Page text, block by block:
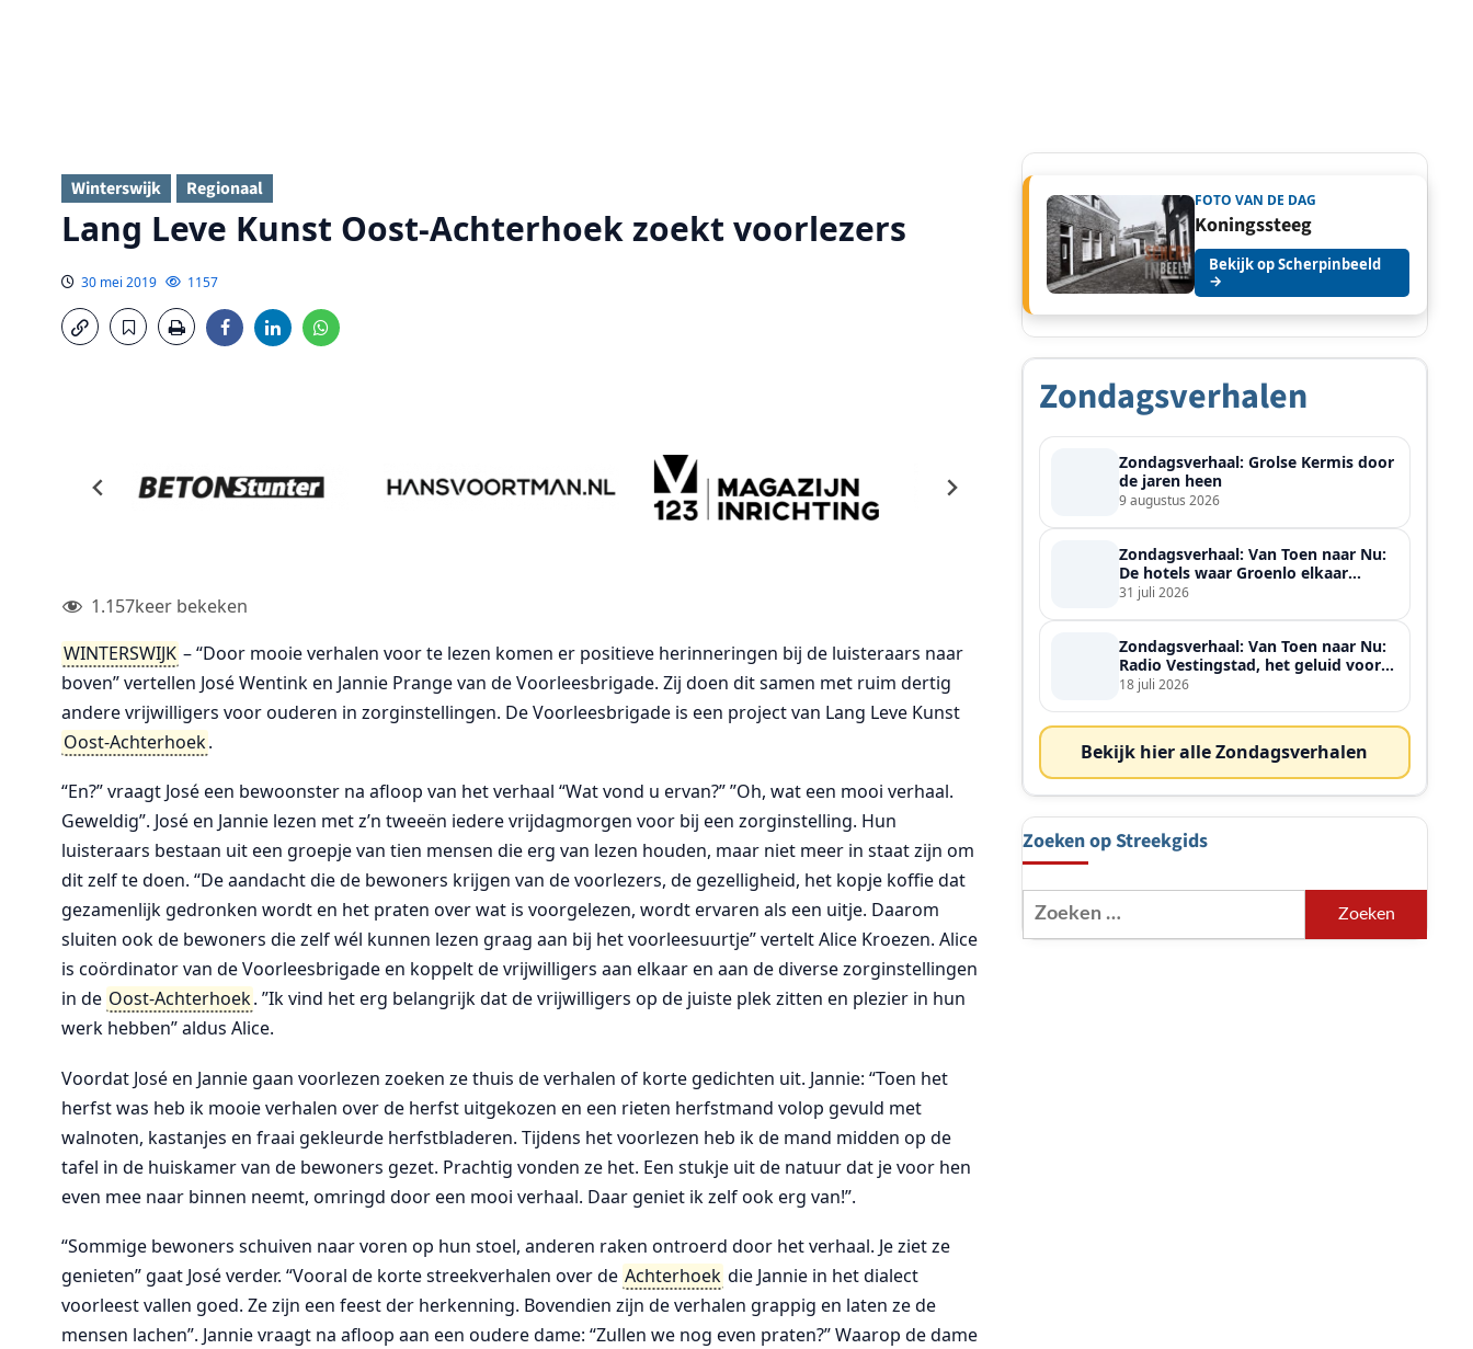
Winterswijk Regionaal
Lang Leve Kunst Oost-Achterhoek zoekt voorlezers
30 mei 2019 1157
1.157keer bekeken
WINTERSWIJK – “Door mooie verhalen voor te lezen komen er positieve herinneringen bij de luisteraars naar
boven” vertellen José Wentink en Jannie Prange van de Voorleesbrigade. Zij doen dit samen met ruim dertig
andere vrijwilligers voor ouderen in zorginstellingen. De Voorleesbrigade is een project van Lang Leve Kunst
Oost-Achterhoek.
“En?” vraagt José een bewoonster na afloop van het verhaal “Wat vond u ervan?” ”Oh, wat een mooi verhaal.
Geweldig”. José en Jannie lezen met z’n tweeën iedere vrijdagmorgen voor bij een zorginstelling. Hun
luisteraars bestaan uit een groepje van tien mensen die erg van lezen houden, maar niet meer in staat zijn om
dit zelf te doen. “De aandacht die de bewoners krijgen van de voorlezers, de gezelligheid, het kopje koffie dat
gezamenlijk gedronken wordt en het praten over wat is voorgelezen, wordt ervaren als een uitje. Daarom
sluiten ook de bewoners die zelf wél kunnen lezen graag aan bij het voorleesuurtje” vertelt Alice Kroezen. Alice
is coördinator van de Voorleesbrigade en koppelt de vrijwilligers aan elkaar en aan de diverse zorginstellingen
in de Oost-Achterhoek. ”Ik vind het erg belangrijk dat de vrijwilligers op de juiste plek zitten en plezier in hun
werk hebben” aldus Alice.
Voordat José en Jannie gaan voorlezen zoeken ze thuis de verhalen of korte gedichten uit. Jannie: “Toen het
herfst was heb ik mooie verhalen over de herfst uitgekozen en een rieten herfstmand volop gevuld met
walnoten, kastanjes en fraai gekleurde herfstbladeren. Tijdens het voorlezen heb ik de mand midden op de
tafel in de huiskamer van de bewoners gezet. Prachtig vonden ze het. Een stukje uit de natuur dat je voor hen
even mee naar binnen neemt, omringd door een mooi verhaal. Daar geniet ik zelf ook erg van!”.
“Sommige bewoners schuiven naar voren op hun stoel, anderen raken ontroerd door het verhaal. Je ziet ze
genieten” gaat José verder. “Vooral de korte streekverhalen over de Achterhoek die Jannie in het dialect
voorleest vallen goed. Ze zijn een feest der herkenning. Bovendien zijn de verhalen grappig en laten ze de
mensen lachen”. Jannie vraagt na afloop aan een oudere dame: “Zullen we nog even praten?” Waarop de dame
FOTO VAN DE DAG
Koningssteeg
Bekijk op Scherpinbeeld
→
Zondagsverhalen
Zondagsverhaal: Grolse Kermis door
de jaren heen
9 augustus 2026
Zondagsverhaal: Van Toen naar Nu:
De hotels waar Groenlo elkaar
ontmoette
31 juli 2026
Zondagsverhaal: Van Toen naar Nu:
Radio Vestingstad, het geluid voor
heel de streek
18 juli 2026
Bekijk hier alle Zondagsverhalen
Zoeken op Streekgids
Zoeken
naar: